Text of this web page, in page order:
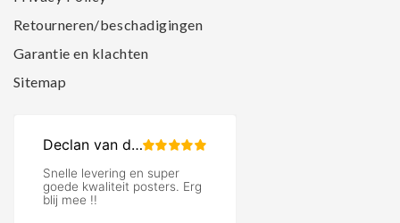
Retourneren/beschadigingen
Garantie en klachten
Sitemap